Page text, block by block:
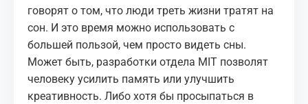
говорят о том, что люди треть жизни тратят на
сон. И это время можно использовать с
большей пользой, чем просто видеть сны.
Может быть, разработки отдела MIT позволят
человеку усилить память или улучшить
креативность. Либо хотя бы просыпаться в